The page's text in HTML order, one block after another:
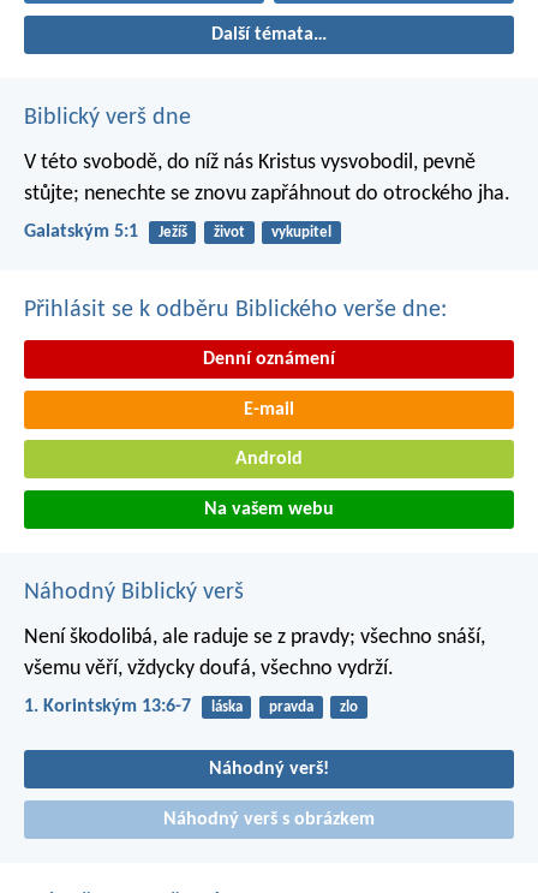
Další témata…
Biblický verš dne
V této svobodě, do níž nás Kristus vysvobodil, pevně
stůjte; nenechte se znovu zapřáhnout do otrockého jha.
Galatským 5:1 Ježíš život vykupitel
Přihlásit se k odběru Biblického verše dne:
Denní oznámení
E-mail
Android
Na vašem webu
Náhodný Biblický verš
Není škodolibá, ale raduje se z pravdy; všechno snáší,
všemu věří, vždycky doufá, všechno vydrží.
1. Korintským 13:6-7 láska pravda zlo
Náhodný verš!
Náhodný verš s obrázkem